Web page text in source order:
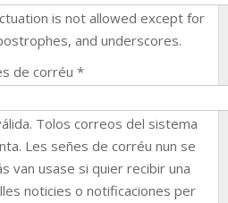
is not allowed except for
and underscores.
de corréu *
Tolos correos del sistema
Les señes de corréu nun se
van usase si quier recibir una
noticies o notificaciones per